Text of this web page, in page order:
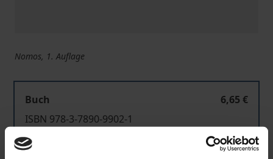
Nomos, 1. Auflage
Buch
6,65 €
ISBN 978-3-7890-9902-1
Nicht lieferbar